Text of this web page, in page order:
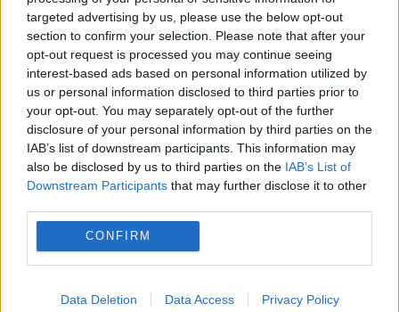
targeted advertising by us, please use the below opt-out
section to confirm your selection. Please note that after your
opt-out request is processed you may continue seeing
interest-based ads based on personal information utilized by
us or personal information disclosed to third parties prior to
your opt-out. You may separately opt-out of the further
disclosure of your personal information by third parties on the
IAB’s list of downstream participants. This information may
also be disclosed by us to third parties on the IAB’s List of
Downstream Participants that may further disclose it to other
CONFIRM
Data Deletion Data Access Privacy Policy
OPINII EVZ
Turnul Babel la 80 de ani: ONU, pariul
Infantino și eroziunea arhitecturii multilaterale